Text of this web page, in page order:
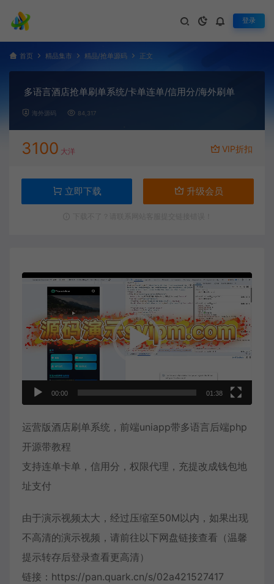
登录
首页 精品集市 精品/抢单源码 正文
多语言酒店抢单刷单系统/卡单连单/信用分/海外刷单
海外源码 84,317
3100 大洋 VIP折扣
立即下载 升级会员
视
放
器
00:00 01:38
运营版酒店刷单系统，前端uniapp带多语言后端php
开源带教程
支持连单卡单，信用分，权限代理，充提改成钱包地
址支付
由于演示视频太大，经过压缩至50M以内，如果出现
不高清的演示视频，请前往以下网盘链接查看（温馨
提示转存后登录查看更高清）
链接： https://pan.quark.cn/s/02a421527417